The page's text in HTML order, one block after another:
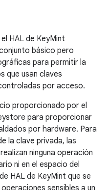
HAL de KeyMint
básico pero
para permitir la
que usan claves
por acceso.
proporcionado por el
para proporcionar
por hardware. Para
la clave privada, las
ninguna operación
ni en el espacio del
HAL de KeyMint que se
sensibles a un